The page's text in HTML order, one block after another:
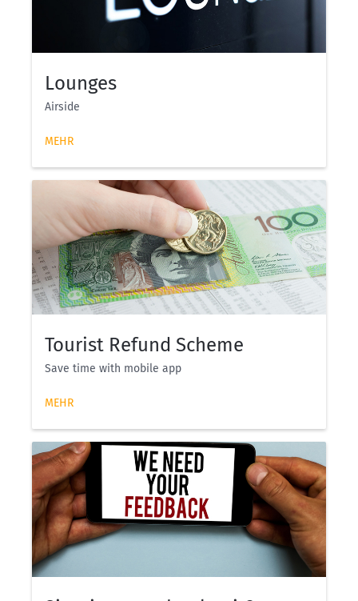
Lounges
Airside
MEHR
Tourist Refund Scheme
Save time with mobile app
MEHR